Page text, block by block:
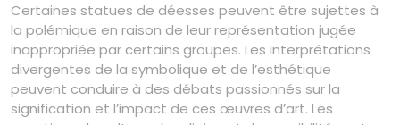
Certaines statues de déesses peuvent être sujettes à
la polémique en raison de leur représentation jugée
inappropriée par certains groupes. Les interprétations
divergentes de la symbolique et de l’esthétique
peuvent conduire à des débats passionnés sur la
signification et l’impact de ces œuvres d’art. Les